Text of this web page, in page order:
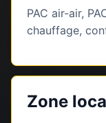
PAC air-air,
chauffage,
Zone